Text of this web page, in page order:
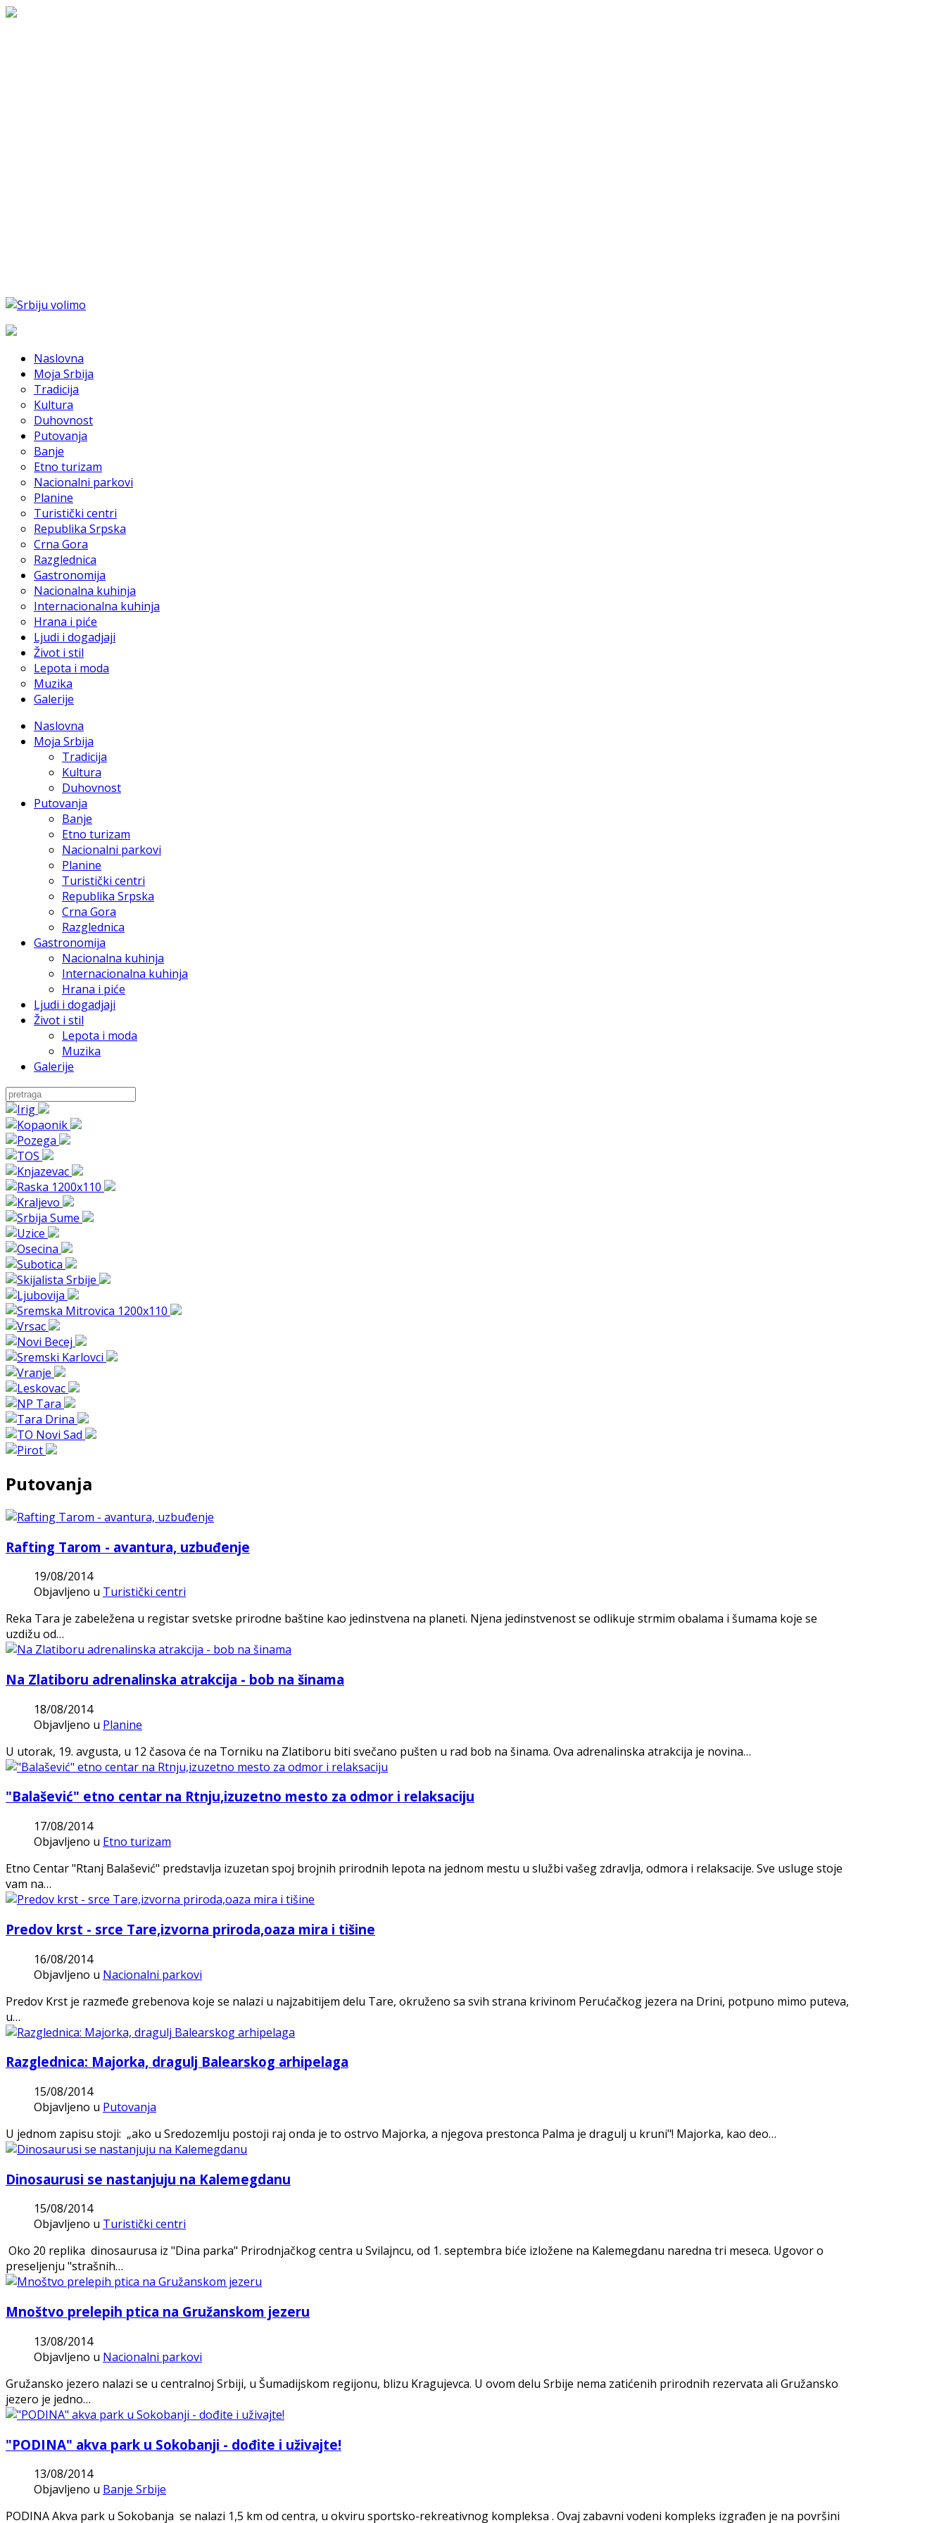
Naslovna
Moja Srbija
Tradicija
Kultura
Duhovnost
Putovanja
Banje
Etno turizam
Nacionalni parkovi
Planine
Turistički centri
Republika Srpska
Crna Gora
Razglednica
Gastronomija
Nacionalna kuhinja
Internacionalna kuhinja
Hrana i piće
Ljudi i dogadjaji
Život i stil
Lepota i moda
Muzika
Galerije
Naslovna
Moja Srbija
Tradicija
Kultura
Duhovnost
Putovanja
Banje
Etno turizam
Nacionalni parkovi
Planine
Turistički centri
Republika Srpska
Crna Gora
Razglednica
Gastronomija
Nacionalna kuhinja
Internacionalna kuhinja
Hrana i piće
Ljudi i dogadjaji
Život i stil
Lepota i moda
Muzika
Galerije
Putovanja
Rafting Tarom - avantura, uzbuđenje
19/08/2014
Objavljeno u Turistički centri
Reka Tara je zabeležena u registar svetske prirodne baštine kao jedinstvena na planeti. Njena jedinstvenost se odlikuje strmim obalama i šumama koje se
uzdižu od…
Na Zlatiboru adrenalinska atrakcija - bob na šinama
18/08/2014
Objavljeno u Planine
U utorak, 19. avgusta, u 12 časova će na Torniku na Zlatiboru biti svečano pušten u rad bob na šinama. Ova adrenalinska atrakcija je novina…
"Balašević" etno centar na Rtnju,izuzetno mesto za odmor i relaksaciju
17/08/2014
Objavljeno u Etno turizam
Etno Centar "Rtanj Balašević" predstavlja izuzetan spoj brojnih prirodnih lepota na jednom mestu u službi vašeg zdravlja, odmora i relaksacije. Sve usluge stoje
vam na…
Predov krst - srce Tare,izvorna priroda,oaza mira i tišine
16/08/2014
Objavljeno u Nacionalni parkovi
Predov Krst je razmeđe grebenova koje se nalazi u najzabitijem delu Tare, okruženo sa svih strana krivinom Perućačkog jezera na Drini, potpuno mimo puteva,
u…
Razglednica: Majorka, dragulj Balearskog arhipelaga
15/08/2014
Objavljeno u Putovanja
U jednom zapisu stoji: „ako u Sredozemlju postoji raj onda je to ostrvo Majorka, a njegova prestonca Palma je dragulj u kruni"! Majorka, kao deo…
Dinosaurusi se nastanjuju na Kalemegdanu
15/08/2014
Objavljeno u Turistički centri
Oko 20 replika dinosaurusa iz "Dina parka" Prirodnjačkog centra u Svilajncu, od 1. septembra biće izložene na Kalemegdanu naredna tri meseca. Ugovor o
preseljenju "strašnih…
Mnoštvo prelepih ptica na Gružanskom jezeru
13/08/2014
Objavljeno u Nacionalni parkovi
Gružansko jezero nalazi se u centralnoj Srbiji, u Šumadijskom regijonu, blizu Kragujevca. U ovom delu Srbije nema zatićenih prirodnih rezervata ali Gružansko
jezero je jedno…
"PODINA" akva park u Sokobanji - dođite i uživajte!
13/08/2014
Objavljeno u Banje Srbije
PODINA Akva park u Sokobanja se nalazi 1,5 km od centra, u okviru sportsko-rekreativnog kompleksa . Ovaj zabavni vodeni kompleks izgrađen je na površini